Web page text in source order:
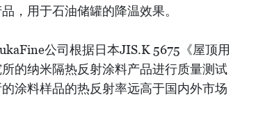
，用于石油储罐的降温效果。
公司根据日本JIS.K 5675《屋顶用
的纳米隔热反射涂料产品进行质量测试
涂料样品的热反射率远高于国内外市场